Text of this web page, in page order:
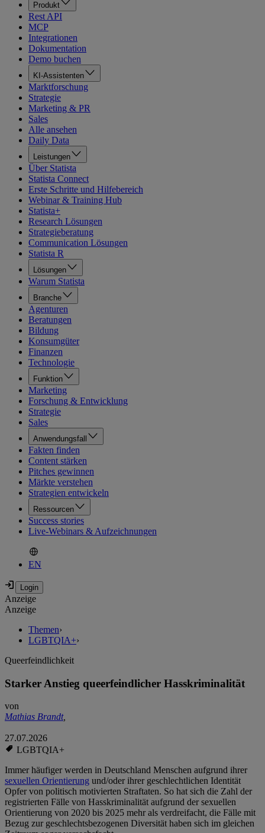
Produkt
Rest API
MCP
Integrationen
Dokumentation
Demo buchen
KI-Assistenten
Marktforschung
Strategie
Marketing & PR
Sales
Alle ansehen
Daily Data
Leistungen
Über Statista
Statista Connect
Erste Schritte und Hilfebereich
Webinar & Training Hub
Statista+
Research Lösungen
Strategieberatung
Communication Lösungen
Statista R
Lösungen
Warum Statista
Branche
Agenturen
Beratungen
Bildung
Konsumgüter
Finanzen
Technologie
Funktion
Marketing
Forschung & Entwicklung
Strategie
Sales
Anwendungsfall
Fakten finden
Content stärken
Pitches gewinnen
Märkte verstehen
Strategien entwickeln
Ressourcen
Success stories
Live-Webinars & Aufzeichnungen
EN
Anzeige
Anzeige
Themen›
LGBTQIA+›
Queerfeindlichkeit
Starker Anstieg queerfeindlicher Hasskriminalität
von
Mathias Brandt,
27.07.2026
LGBTQIA+
Immer häufiger werden in Deutschland Menschen aufgrund ihrer
sexuellen Orientierung und/oder ihrer geschlechtlichen Identität
Opfer von politisch motivierten Straftaten. So hat sich die Zahl der
registrierten Fälle von Hasskriminalität aufgrund der sexuellen
Orientierung von 2020 bis 2025 mehr als verdreifacht, die Fälle mit
Bezug zur geschlechtsbezogenen Diversität haben sich im gleichen